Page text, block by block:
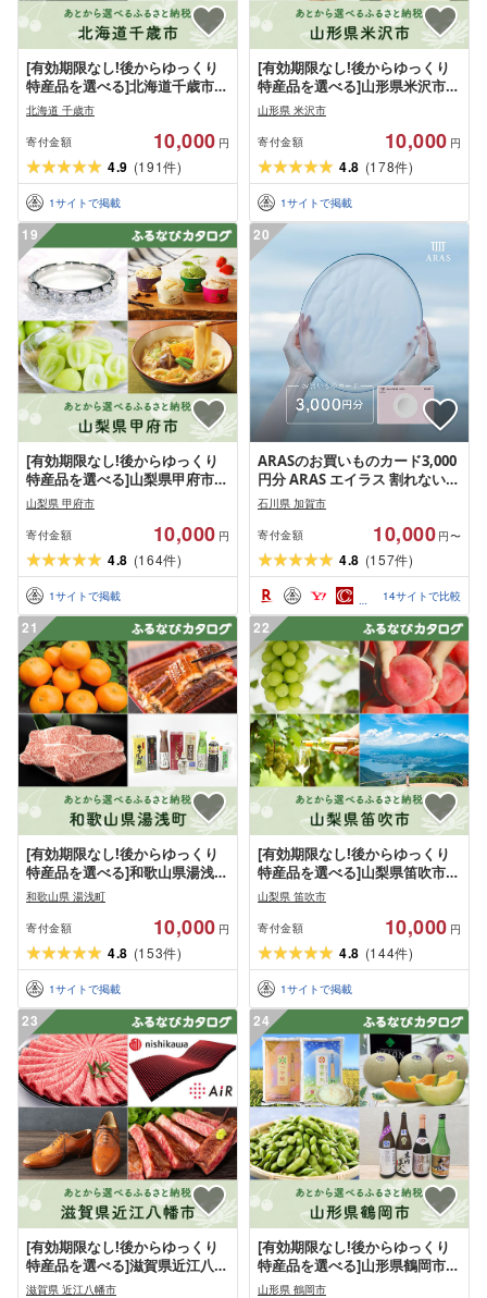
[有効期限なし!後からゆっくり
特産品を選べる]北海道千歳市カ
タログポイント
北海道 千歳市
寄付金額 10,000 円
4.9 (191件)
1サイトで掲載
[有効期限なし!後からゆっくり
特産品を選べる]山形県米沢市カ
タログポイント
山形県 米沢市
寄付金額 10,000 円
4.8 (178件)
1サイトで掲載
19
[有効期限なし!後からゆっくり
特産品を選べる]山梨県甲府市カ
タログポイント
山梨県 甲府市
寄付金額 10,000 円
4.8 (164件)
1サイトで掲載
20
ARASのお買いものカード3,000
円分 ARAS エイラス 割れない
うつわ 贈り物 ギフト カタログ
ギフト 1万円 10000円 aras ふる
さと納税
石川県 加賀市
寄付金額 10,000 円〜
4.8 (157件)
14サイトで比較
21
[有効期限なし!後からゆっくり
特産品を選べる]和歌山県湯浅町
カタログポイント
和歌山県 湯浅町
寄付金額 10,000 円
4.8 (153件)
1サイトで掲載
22
[有効期限なし!後からゆっくり
特産品を選べる]山梨県笛吹市カ
タログポイント
山梨県 笛吹市
寄付金額 10,000 円
4.8 (144件)
1サイトで掲載
23
[有効期限なし!後からゆっくり
特産品を選べる]滋賀県近江八幡
市カタログポイント
滋賀県 近江八幡市
24
[有効期限なし!後からゆっくり
特産品を選べる]山形県鶴岡市カ
タログポイント
山形県 鶴岡市